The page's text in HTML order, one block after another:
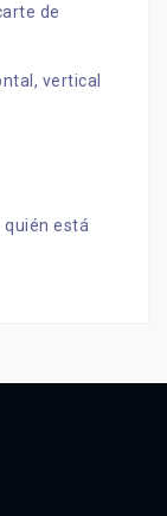
de
vertical
quién está